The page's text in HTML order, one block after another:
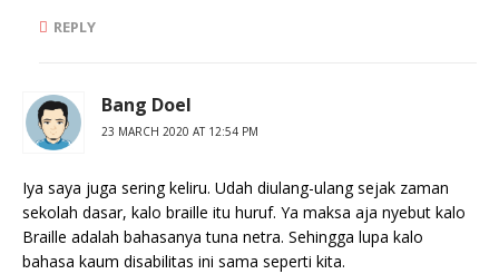
REPLY
Bang Doel
23 MARCH 2020 AT 12:54 PM
Iya saya juga sering keliru. Udah diulang-ulang sejak zaman
sekolah dasar, kalo braille itu huruf. Ya maksa aja nyebut kalo
Braille adalah bahasanya tuna netra. Sehingga lupa kalo
bahasa kaum disabilitas ini sama seperti kita.